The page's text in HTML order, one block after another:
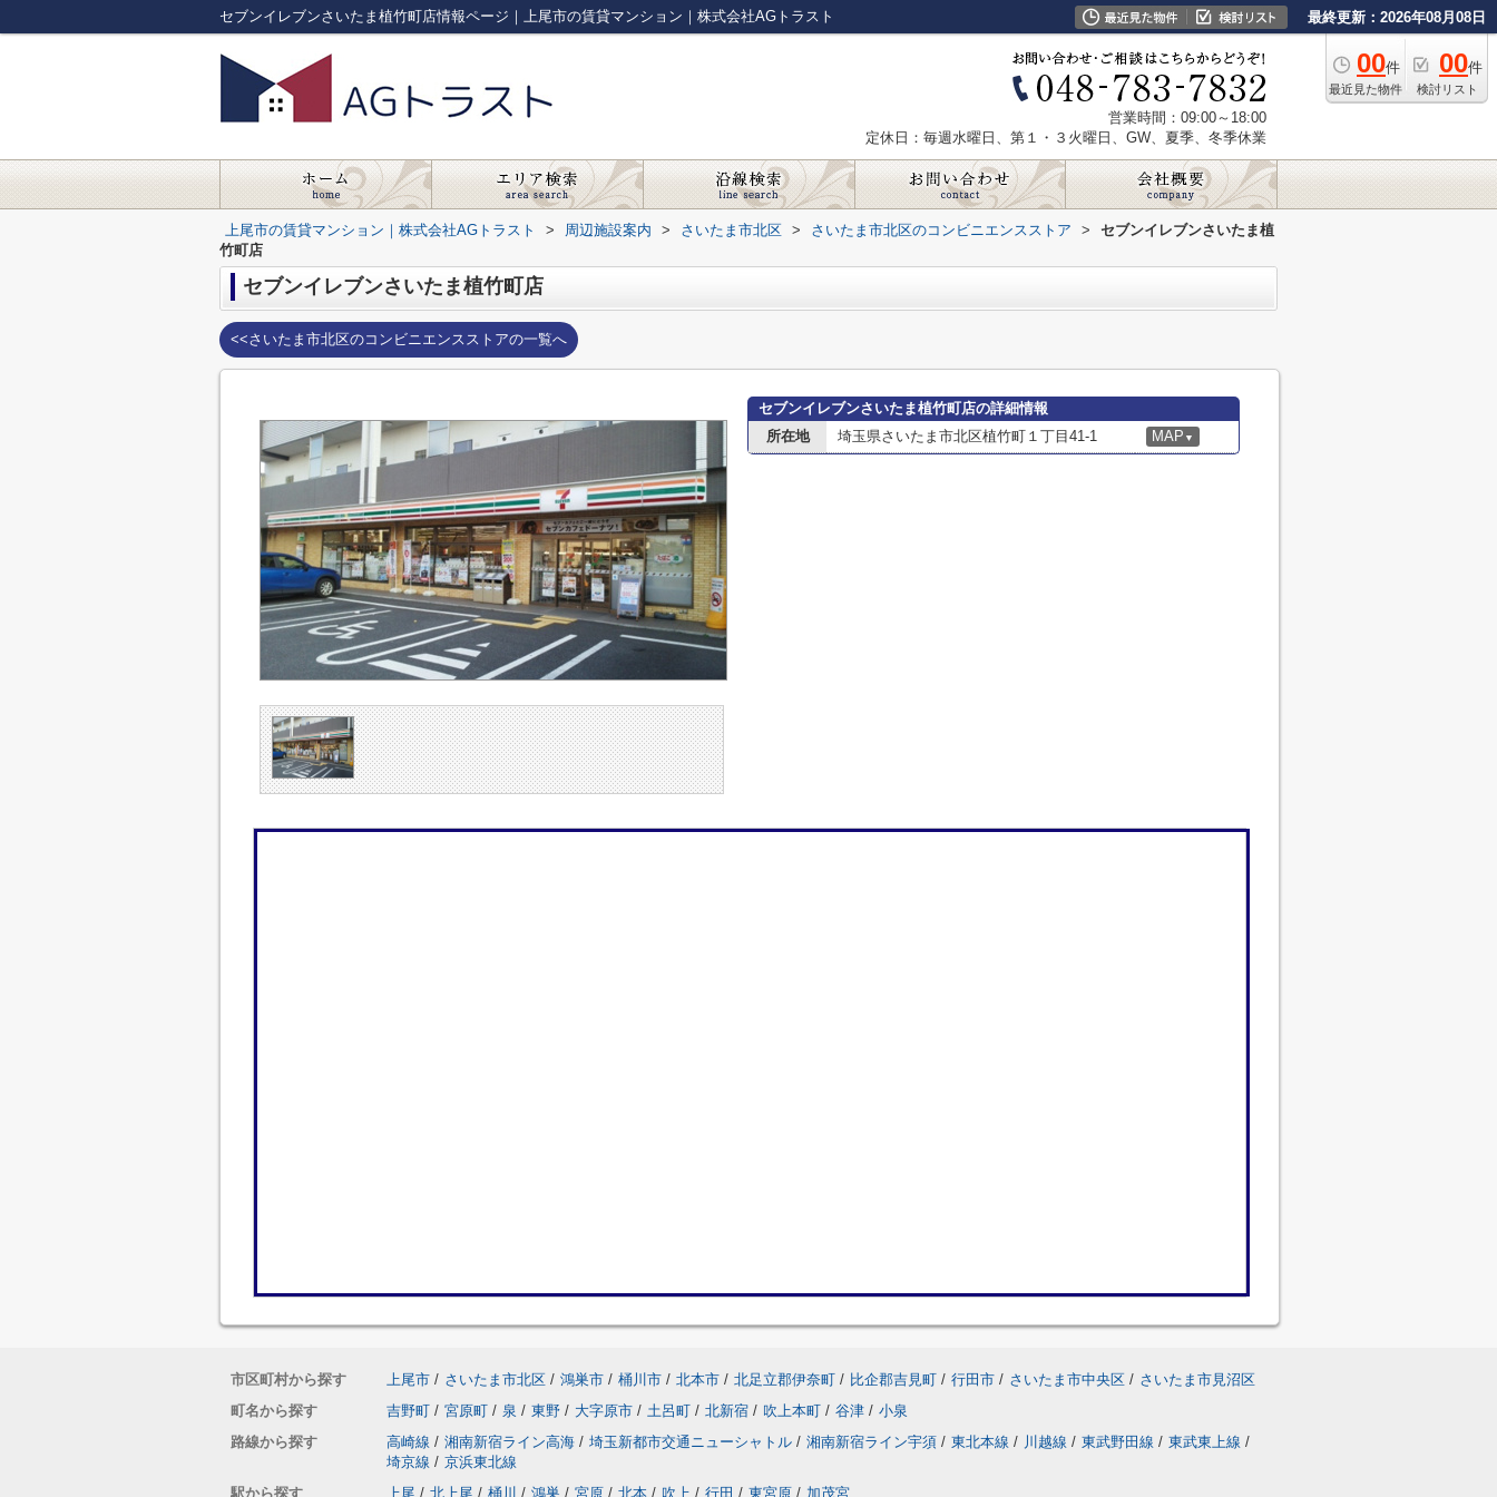
セブンイレブンさいたま植竹町店情報ページ｜上尾市の賃貸マンション｜株式会社AGトラスト 最終更新：2026年08月08日
00件
最近見た物件
00件
検討リスト
営業時間：09:00～18:00
定休日：毎週水曜日、第１・３火曜日、GW、夏季、冬季休業
上尾市の賃貸マンション｜株式会社AGトラスト > 周辺施設案内 > さいたま市北区 > さいたま市北区のコンビニエンスストア >
セブンイレブンさいたま植
竹町店
セブンイレブンさいたま植竹町店
<<さいたま市北区のコンビニエンスストアの一覧へ
セブンイレブンさいたま植竹町店の詳細情報
所在地
埼玉県さいたま市北区植竹町１丁目41-1 MAP ▼
市区町村から探す 上尾市 / さいたま市北区 / 鴻巣市 / 桶川市 / 北本市 / 北足立郡伊奈町 / 比企郡吉見町 / 行田市 / さいたま市中央区 / さいたま市見沼区
町名から探す
吉野町 / 宮原町 / 泉 / 東野 / 大字原市 / 土呂町 / 北新宿 / 吹上本町 / 谷津 / 小泉
路線から探す
高崎線 / 湘南新宿ライン高海 / 埼玉新都市交通ニューシャトル / 湘南新宿ライン宇須 / 東北本線 / 川越線 / 東武野田線 / 東武東上線 /
埼京線 / 京浜東北線
駅から探す
上尾 / 北上尾 / 桶川 / 鴻巣 / 宮原 / 北本 / 吹上 / 行田 / 東宮原 / 加茂宮